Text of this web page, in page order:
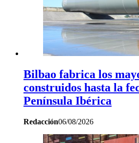
Bilbao fabrica los
construidos hasta la
Península Ibérica
Redacción06/08/2026